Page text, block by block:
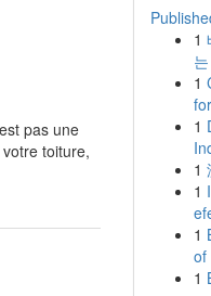
pas une
toiture,
1
1
1
1
1
1
of
1